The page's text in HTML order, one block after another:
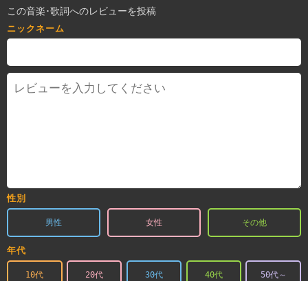
この音楽･歌詞へのレビューを投稿
ニックネーム
性別
男性 女性 その他
年代
10代 20代 30代 40代 50代～